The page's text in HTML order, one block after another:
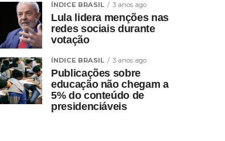
ÍNDICE BRASIL 3 anos ago
Lula lidera menções nas
redes sociais durante
votação
ÍNDICE BRASIL 3 anos ago
Publicações sobre
educação não chegam a
5% do conteúdo de
presidenciáveis